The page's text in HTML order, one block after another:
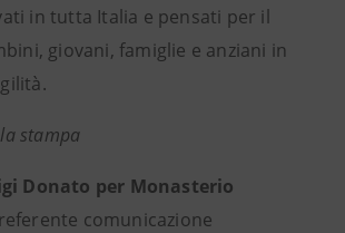
in tutta Italia e pensati per il
giovani, famiglie e anziani in
stampa
Donato per Monasterio
comunicazione